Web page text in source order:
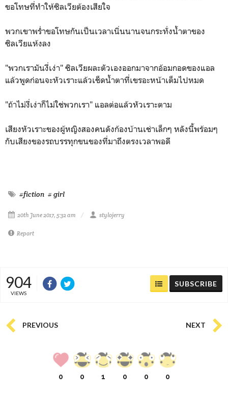
ขอโทษที่ทำให้ซิลเวียต้องเสียใจ
พวกเขาพร่ำขอโทษกันเป็นเวลาเนิ่นนานจนกระทั่งน้ำตาของ
ซิลเวียแห้งลง
"พวกเรามันงี่เง่า" ซิลเวียผละตัวเองออกมาจากอ้อมกอดของแอล
แล้วพูดก่อนจะหัวเราะแล้วเช็ดน้ำตาที่เขรอะหน้าเต็มไปหมด
"ถ้าไม่งี่เง่าก็ไม่ใช่พวกเรา" แอลต่อแล้วหัวเราะตาม
เสียงหัวเราะของผู้หญิงสองคนดังก้องบ้านเช่าเล็กๆ หลังนี้พร้อมๆ
กับเสียงของรถบรรทุกขนของที่มาถึงตรงเวลาพอดี
#fiction # girl
20th June 2017, 5:32 am stylojerry
Report
904
VIEWS
SUBSCRIBE
PREVIOUS NEXT
0 0 1 0 0 0